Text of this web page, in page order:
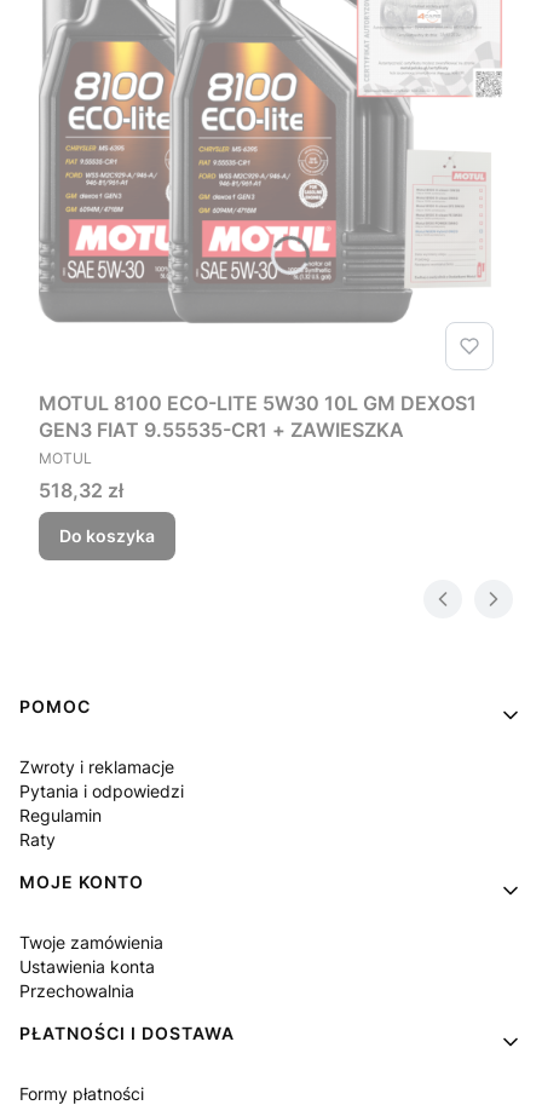
MOTUL 8100 ECO-LITE 5W30 10L GM DEXOS1
GEN3 FIAT 9.55535-CR1 + ZAWIESZKA
PRODUCENT
MOTUL
Cena
518,32 zł
Do koszyka
Linki w stopce
POMOC
Zwroty i reklamacje
Pytania i odpowiedzi
Regulamin
Raty
MOJE KONTO
Twoje zamówienia
Ustawienia konta
Przechowalnia
PŁATNOŚCI I DOSTAWA
Formy płatności